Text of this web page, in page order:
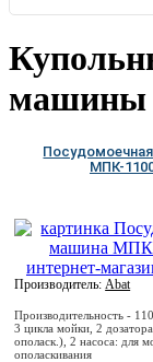
машины
МПК-
Производитель:Abat
Производительность -
3 цикла мойки, 2
ополаск.), 2 насоса: для
ополаскивания